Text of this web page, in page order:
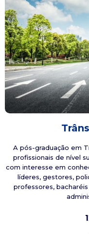
A pós-graduação em
profissionais de nível
com interesse em
líderes, gestores,
professores,